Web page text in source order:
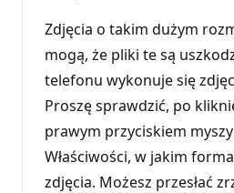
Zdjęcia o takim dużym
mogą, że pliki te są
telefonu wykonuje się
Proszę sprawdzić, po
prawym przyciskiem
Właściwości, w jakim
zdjęcia. Możesz przesłać